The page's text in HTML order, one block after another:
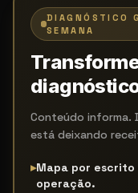
DIAGNÓSTICO
SEMANA
Conteúdo informa.
está deixando
▸Mapa por escrito
operação.